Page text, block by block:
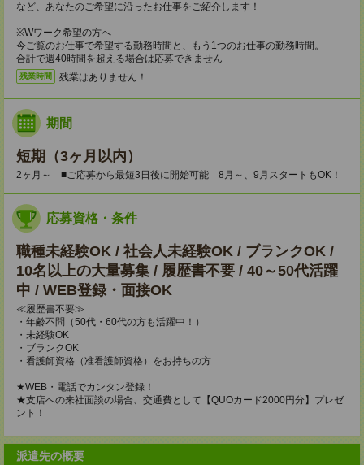
など、あなたのご希望に沿ったお仕事をご紹介します！
※Wワーク希望の方へ
今ご覧のお仕事で希望する勤務時間と、もう1つのお仕事の勤務時間。
合計で週40時間を超える場合は応募できません
残業時間 残業はありません！
期間
短期（3ヶ月以内）
2ヶ月～ ■ご応募から最短3日後に開始可能 8月～、9月スタートもOK！
応募資格・条件
職種未経験OK / 社会人未経験OK / ブランクOK /
10名以上の大量募集 / 履歴書不要 / 40～50代活躍
中 / WEB登録・面接OK
≪履歴書不要≫
・年齢不問（50代・60代の方も活躍中！）
・未経験OK
・ブランクOK
・看護師資格（准看護師資格）をお持ちの方
★WEB・電話でカンタン登録！
★支店への来社面談の場合、交通費として【QUOカード2000円分】プレゼ
ント！
派遣先の概要